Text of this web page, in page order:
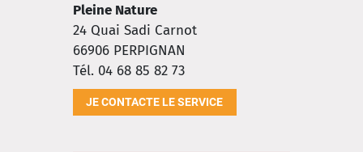
Pleine Nature
24 Quai Sadi Carnot
66906 PERPIGNAN
Tél. 04 68 85 82 73
JE CONTACTE LE SERVICE